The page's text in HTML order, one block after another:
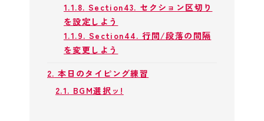
1.1.8. Section43. セクション区切り
を設定しよう
1.1.9. Section44. 行間/段落の間隔
を変更しよう
2. 本日のタイピング練習
2.1. BGM選択ッ!